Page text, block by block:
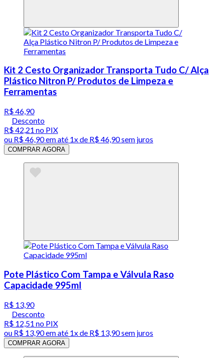
Kit 2 Cesto Organizador Transporta Tudo C/ Alça
Plástico Nitron P/ Produtos de Limpeza e
Ferramentas
R$ 46,90
Desconto
R$ 42,21 no PIX
ou R$ 46,90em até 1x de R$ 46,90sem juros
COMPRAR AGORA
Pote Plástico Com Tampa e Válvula Raso
Capacidade 995ml
R$ 13,90
Desconto
R$ 12,51 no PIX
ou R$ 13,90em até 1x de R$ 13,90sem juros
COMPRAR AGORA